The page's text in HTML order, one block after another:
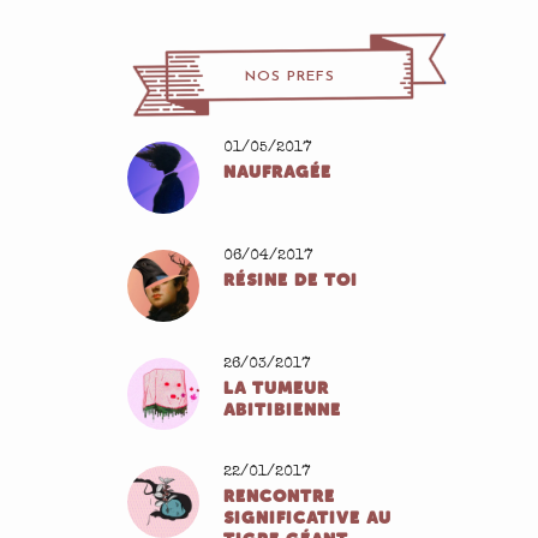
NOS PREFS
01/05/2017
NAUFRAGÉE
06/04/2017
RÉSINE DE TOI
26/03/2017
LA TUMEUR
ABITIBIENNE
22/01/2017
RENCONTRE
SIGNIFICATIVE AU